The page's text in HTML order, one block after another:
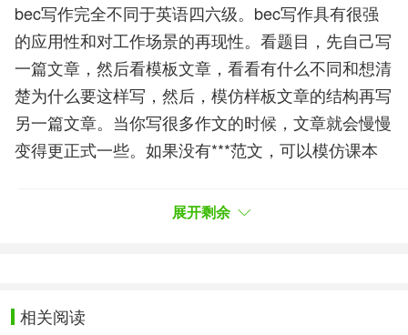
bec写作完全不同于英语四六级。bec写作具有很强
的应用性和对工作场景的再现性。看题目，先自己写
一篇文章，然后看模板文章，看看有什么不同和想清
楚为什么要这样写，然后，模仿样板文章的结构再写
另一篇文章。当你写很多作文的时候，文章就会慢慢
变得更正式一些。如果没有***范文，可以模仿课本
以记住一些写作模板，尤其是经常出现在商务英语考
江网校精品课程，高效实用的个性化学习方案，专属
展开剩余
相关阅读